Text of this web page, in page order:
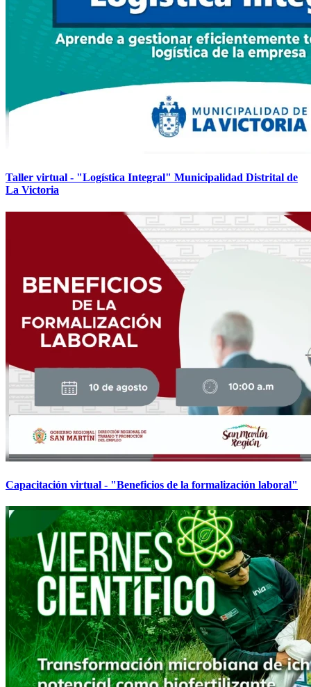
Taller virtual - "Logística Integral" Municipalidad Distrital de
La Victoria
Capacitación virtual - "Beneficios de la formalización laboral"